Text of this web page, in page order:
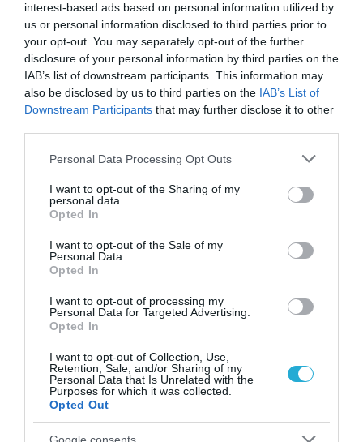
interest-based ads based on personal information utilized by
us or personal information disclosed to third parties prior to
your opt-out. You may separately opt-out of the further
disclosure of your personal information by third parties on the
IAB’s list of downstream participants. This information may
also be disclosed by us to third parties on the IAB’s List of
Downstream Participants that may further disclose it to other
Please note that this website/app uses one or more Google
not limited to your visit or usage behaviour. You may click to
grant or deny consent to Google and its third-party tags to
use your data for below specified purposes in below Google
consent section.
Personal Data Processing Opt Outs
I want to opt-out of the Sharing of my
personal data.
Opted In
I want to opt-out of the Sale of my
Personal Data.
Opted In
I want to opt-out of processing my
Personal Data for Targeted Advertising.
Opted In
I want to opt-out of Collection, Use,
Retention, Sale, and/or Sharing of my
Personal Data that Is Unrelated with the
Purposes for which it was collected.
Opted Out
Google consents
Δεν ήταν μόνο ηθικοί λόγοι: Γιατί
εξαφανίστηκε ο κανιβαλισμός από τις
01.08.2026 15:06
Αυτό είναι το σύμπτωμα του καρκίνου του
δέρματος που μπορεί να εντοπιστεί στο
κομμωτήριο! – Τι δείχνει νέα έρευνα